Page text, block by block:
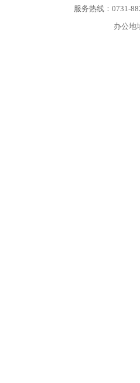
服务热线：0731-
办公地